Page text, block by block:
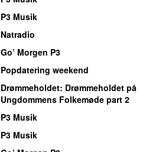
P3 Musik
Natradio
Go’ Morgen P3
Popdatering weekend
Drømmeholdet: Drømmeholdet på
Ungdommens Folkemøde part 2
P3 Musik
P3 Musik